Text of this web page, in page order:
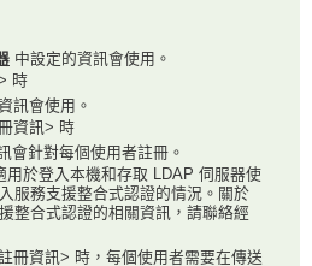
中設定的資訊會使用。
時
訊會使用。
資訊> 時
會針對每個使用者註冊。
於登入本機和存取 LDAP 伺服器使
服務支援整合式認證的情況。關於
整合式認證的相關資訊，請聯絡經
冊資訊> 時，每個使用者需要在傳送